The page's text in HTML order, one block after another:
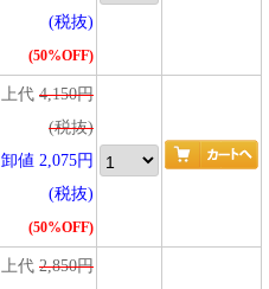
(税抜)
(50%OFF)
上代 4,150円
(税抜)
卸値 2,075円
(税抜)
(50%OFF)
上代 2,850円